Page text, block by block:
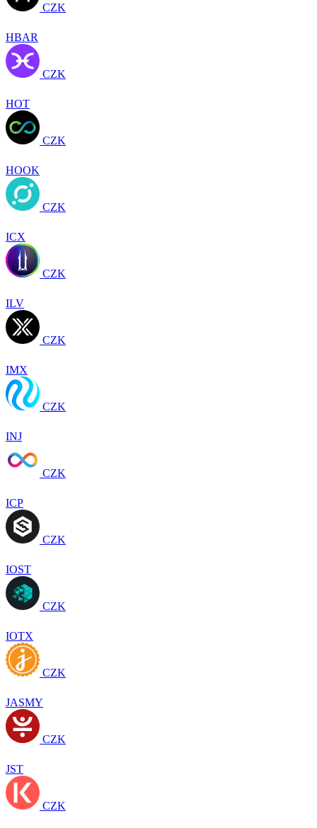
CZK
HBAR
CZK
HOT
CZK
HOOK
CZK
ICX
CZK
ILV
CZK
IMX
CZK
INJ
CZK
ICP
CZK
IOST
CZK
IOTX
CZK
JASMY
CZK
JST
CZK